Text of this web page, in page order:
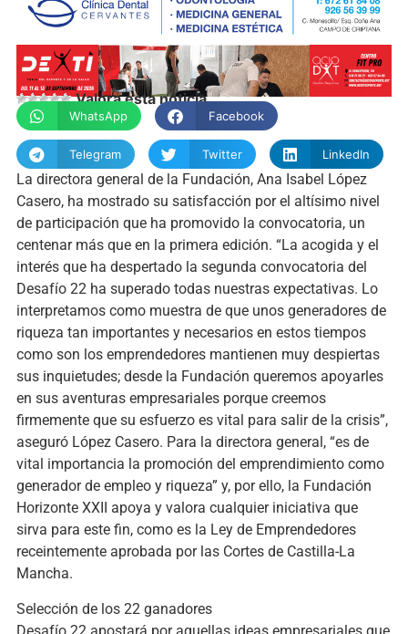
Valora esta noticia
WhatsApp Facebook
Telegram Twitter LinkedIn
La directora general de la Fundación, Ana Isabel López
Casero, ha mostrado su satisfacción por el altísimo nivel
de participación que ha promovido la convocatoria, un
centenar más que en la primera edición. “La acogida y el
interés que ha despertado la segunda convocatoria del
Desafío 22 ha superado todas nuestras expectativas. Lo
interpretamos como muestra de que unos generadores de
riqueza tan importantes y necesarios en estos tiempos
como son los emprendedores mantienen muy despiertas
sus inquietudes; desde la Fundación queremos apoyarles
en sus aventuras empresariales porque creemos
firmemente que su esfuerzo es vital para salir de la crisis”,
aseguró López Casero. Para la directora general, “es de
vital importancia la promoción del emprendimiento como
generador de empleo y riqueza” y, por ello, la Fundación
Horizonte XXII apoya y valora cualquier iniciativa que
sirva para este fin, como es la Ley de Emprendedores
receintemente aprobada por las Cortes de Castilla-La
Mancha.
Selección de los 22 ganadores